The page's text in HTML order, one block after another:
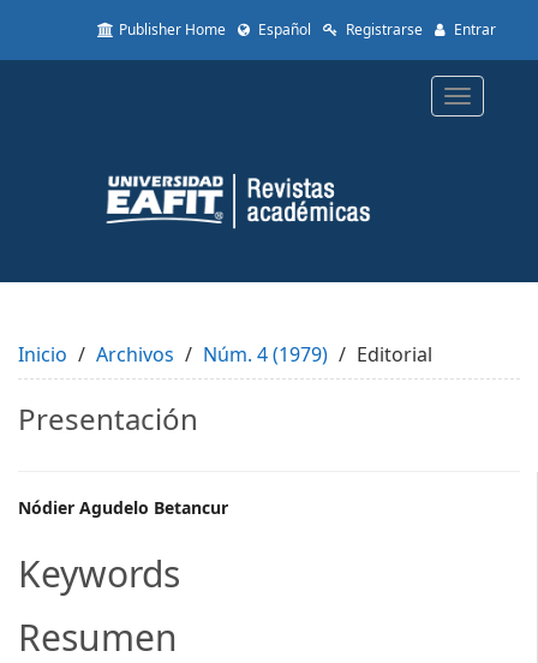
to
Content
Sidebar
Publisher Home Español Registrarse Entrar
Toggle
Inicio Archivos Núm. 4 (1979) Editorial
Presentación
Main
Article
Content
Nódier Agudelo Betancur
Keywords
Resumen